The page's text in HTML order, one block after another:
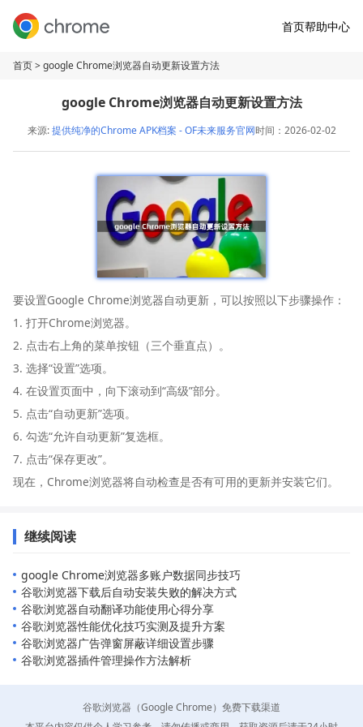
首页帮助中心
首页> google Chrome浏览器自动更新设置方法
google Chrome浏览器自动更新设置方法
来源:提供纯净的Chrome APK档案 - OF未来服务官网时间：2026-02-02
要设置Google Chrome浏览器自动更新，可以按照以下步骤操作：
1. 打开Chrome浏览器。
2. 点击右上角的菜单按钮（三个垂直点）。
3. 选择“设置”选项。
4. 在设置页面中，向下滚动到“高级”部分。
5. 点击“自动更新”选项。
6. 勾选“允许自动更新”复选框。
7. 点击“保存更改”。
现在，Chrome浏览器将自动检查是否有可用的更新并安装它们。
继续阅读
google Chrome浏览器多账户数据同步技巧
谷歌浏览器下载后自动安装失败的解决方式
谷歌浏览器自动翻译功能使用心得分享
谷歌浏览器性能优化技巧实测及提升方案
谷歌浏览器广告弹窗屏蔽详细设置步骤
谷歌浏览器插件管理操作方法解析
谷歌浏览器（Google Chrome）免费下载渠道